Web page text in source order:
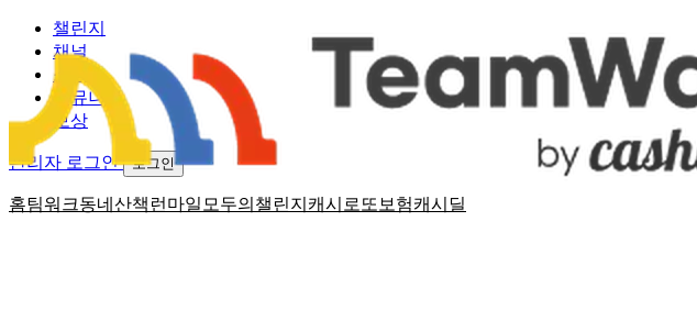
홈팀워크동네산책 런마일 모두의챌린지 캐시로또 보험캐시딜
챌린지
채널
소식
커뮤니티
보상
관리자 로그인 로그인